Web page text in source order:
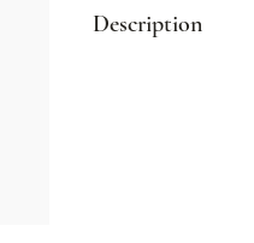
Description